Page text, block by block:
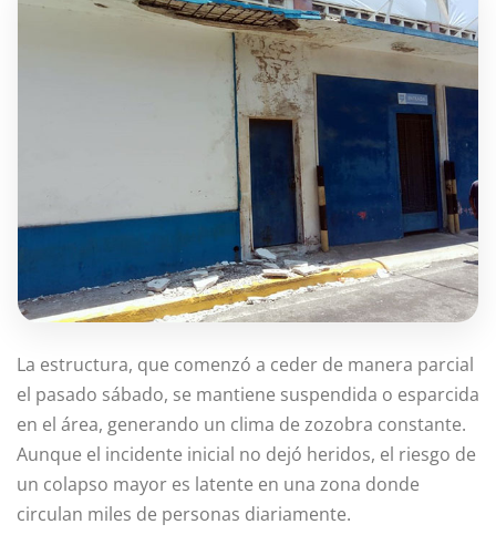
La estructura, que comenzó a ceder de manera parcial
el pasado sábado, se mantiene suspendida o esparcida
en el área, generando un clima de zozobra constante.
Aunque el incidente inicial no dejó heridos, el riesgo de
un colapso mayor es latente en una zona donde
circulan miles de personas diariamente.